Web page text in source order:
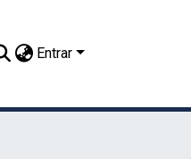
Entrar